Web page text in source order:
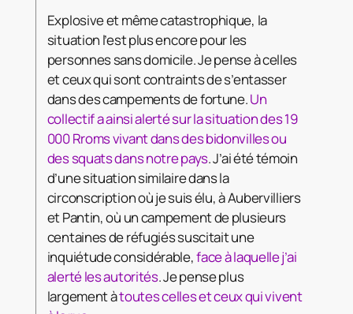
Explosive et même catastrophique, la
situation l’est plus encore pour les
personnes sans domicile. Je pense à celles
et ceux qui sont contraints de s’entasser
dans des campements de fortune.Un
collectif a ainsi alerté sur la situation des 19
000 Rroms vivant dans des bidonvilles ou
des squats dans notre pays. J’ai été témoin
d’une situation similaire dans la
circonscription où je suis élu, à Aubervilliers
et Pantin, où un campement de plusieurs
centaines de réfugiés suscitait une
inquiétude considérable,face à laquelle j’ai
alerté les autorités. Je pense plus
largement àtoutes celles et ceux qui vivent